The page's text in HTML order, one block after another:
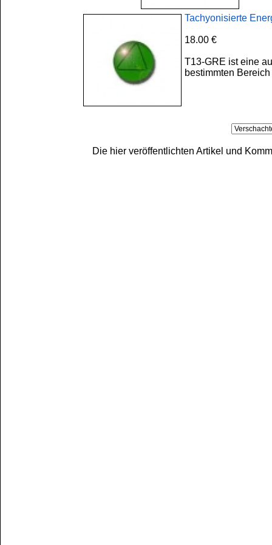
Tachyonisierte
18.00 €
T13-GRE ist eine
bestimmten
Die hier veröffentlichten Artikel und